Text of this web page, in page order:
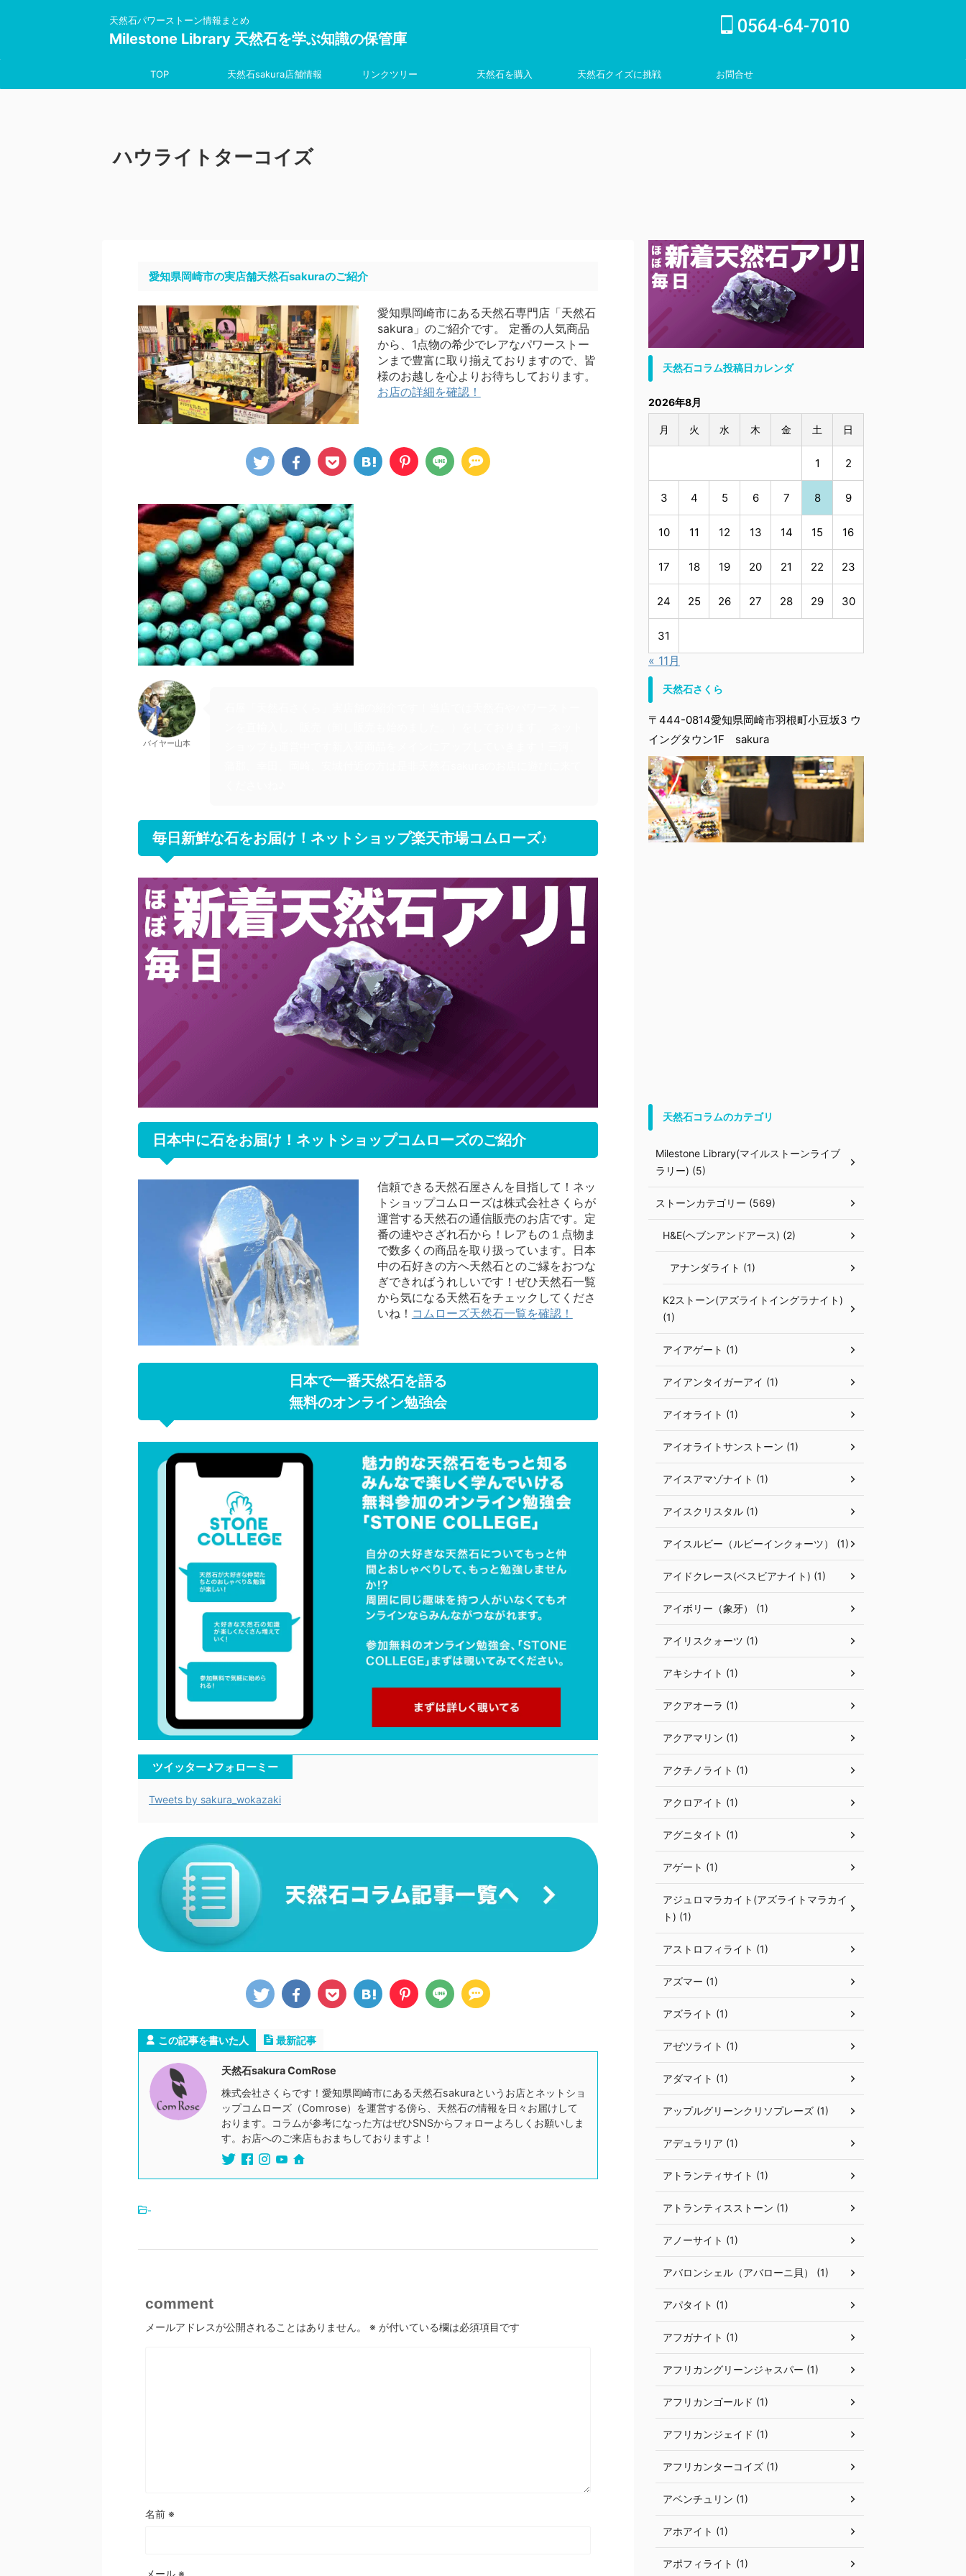
天然石パワーストーン情報まとめ
Milestone Library 天然石を学ぶ知識の保管庫
0564-64-7010
TOP 天然石sakura店舗情報 リンクツリー 天然石を購入 天然石クイズに挑戦 お問合せ
ハウライトターコイズ
愛知県岡崎市の実店舗天然石sakuraのご紹介
愛知県岡崎市にある天然石専門店「天然石
sakura」のご紹介です。 定番の人気商品
から、1点物の希少でレアなパワーストー
ンまで豊富に取り揃えておりますので、皆
様のお越しを心よりお待ちしております。
お店の詳細を確認！
バイヤー山本
毎日新鮮な石をお届け！ネットショップ楽天市場コムローズ♪
日本中に石をお届け！ネットショップコムローズのご紹介
信頼できる天然石屋さんを目指して！ネッ
トショップコムローズは株式会社さくらが
運営する天然石の通信販売のお店です。定
番の連やさざれ石から！レアもの１点物ま
で数多くの商品を取り扱っています。日本
中の石好きの方へ天然石とのご縁をおつな
ぎできればうれしいです！ぜひ天然石一覧
から気になる天然石をチェックしてくださ
いね！ コムローズ天然石一覧を確認！
日本で一番天然石を語る
無料のオンライン勉強会
ツイッター♪フォローミー
Tweets by sakura_wokazaki
この記事を書いた人 最新記事
天然石sakura ComRose
株式会社さくらです！愛知県岡崎市にある天然石sakuraというお店とネットショ
ップコムローズ（Comrose）を運営する傍ら、天然石の情報を日々お届けして
おります。コラムが参考になった方はぜひSNSからフォローよろしくお願いしま
す。お店へのご来店もおまちしておりますよ！
-
comment
メールアドレスが公開されることはありません。 ※ が付いている欄は必須項目です
名前 ※
天然石コラム投稿日カレンダ
2026年8月
月 火 水 木 金 土 日
1 2
3 4 5 6 7 8 9
10 11 12 13 14 15 16
17 18 19 20 21 22 23
24 25 26 27 28 29 30
31
« 11月
天然石さくら
〒444-0814愛知県岡崎市羽根町小豆坂3 ウ
イングタウン1F sakura
天然石コラムのカテゴリ
Milestone Library(マイルストーンライブ
ラリー) (5)
ストーンカテゴリー (569)
H&E(ヘブンアンドアース) (2)
アナンダライト (1)
K2ストーン(アズライトイングラナイト)
(1)
アイアゲート (1)
アイアンタイガーアイ (1)
アイオライト (1)
アイオライトサンストーン (1)
アイスアマゾナイト (1)
アイスクリスタル (1)
アイスルビー（ルビーインクォーツ） (1)
アイドクレース(ベスビアナイト) (1)
アイボリー（象牙） (1)
アイリスクォーツ (1)
アキシナイト (1)
アクアオーラ (1)
アクアマリン (1)
アクチノライト (1)
アクロアイト (1)
アグニタイト (1)
アゲート (1)
アジュロマラカイト(アズライトマラカイ
ト) (1)
アストロフィライト (1)
アズマー (1)
アズライト (1)
アゼツライト (1)
アダマイト (1)
アップルグリーンクリソプレーズ (1)
アデュラリア (1)
アトランティサイト (1)
アトランティスストーン (1)
アノーサイト (1)
アバロンシェル（アバローニ貝） (1)
アパタイト (1)
アフガナイト (1)
アフリカングリーンジャスパー (1)
アフリカンゴールド (1)
アフリカンジェイド (1)
アフリカンターコイズ (1)
アベンチュリン (1)
アホアイト (1)
アポフィライト (1)